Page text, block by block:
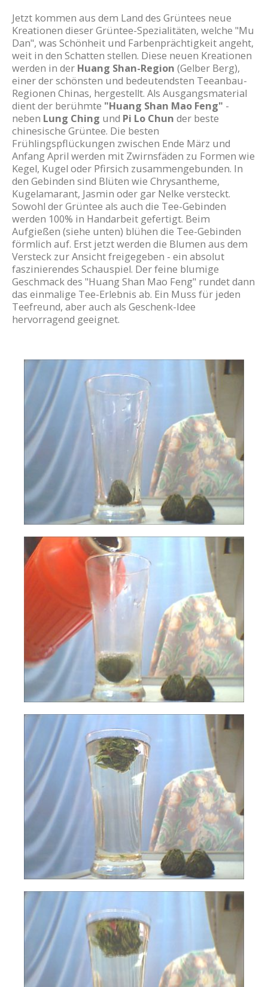
Jetzt kommen aus dem Land des Grüntees neue
Kreationen dieser Grüntee-Spezialitäten, welche "Mu
Dan", was Schönheit und Farbenprächtigkeit angeht,
weit in den Schatten stellen. Diese neuen Kreationen
werden in der Huang Shan-Region (Gelber Berg),
einer der schönsten und bedeutendsten Teeanbau-
Regionen Chinas, hergestellt. Als Ausgangsmaterial
dient der berühmte "Huang Shan Mao Feng" -
neben Lung Ching und Pi Lo Chun der beste
chinesische Grüntee. Die besten
Frühlingspflückungen zwischen Ende März und
Anfang April werden mit Zwirnsfäden zu Formen wie
Kegel, Kugel oder Pfirsich zusammengebunden. In
den Gebinden sind Blüten wie Chrysantheme,
Kugelamarant, Jasmin oder gar Nelke versteckt.
Sowohl der Grüntee als auch die Tee-Gebinden
werden 100% in Handarbeit gefertigt. Beim
Aufgießen (siehe unten) blühen die Tee-Gebinden
förmlich auf. Erst jetzt werden die Blumen aus dem
Versteck zur Ansicht freigegeben - ein absolut
faszinierendes Schauspiel. Der feine blumige
Geschmack des "Huang Shan Mao Feng" rundet dann
das einmalige Tee-Erlebnis ab. Ein Muss für jeden
Teefreund, aber auch als Geschenk-Idee
hervorragend geeignet.